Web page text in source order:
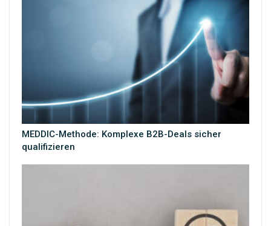
MEDDIC-Methode: Komplexe B2B-Deals sicher
qualifizieren